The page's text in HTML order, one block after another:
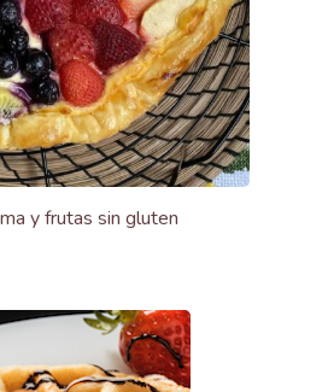
y frutas sin gluten